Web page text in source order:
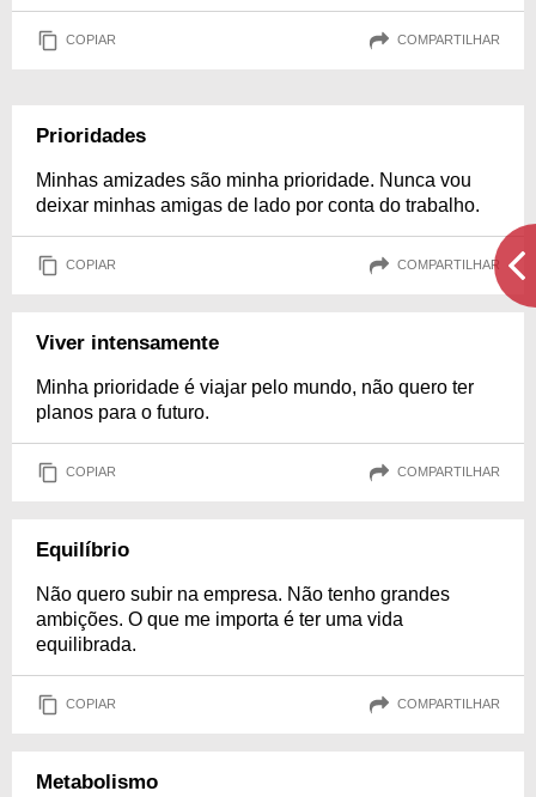
COPIAR COMPARTILHAR
Prioridades
Minhas amizades são minha prioridade. Nunca vou
deixar minhas amigas de lado por conta do trabalho.
COPIAR COMPARTILHAR
Viver intensamente
Minha prioridade é viajar pelo mundo, não quero ter
planos para o futuro.
COPIAR COMPARTILHAR
Equilíbrio
Não quero subir na empresa. Não tenho grandes
ambições. O que me importa é ter uma vida
equilibrada.
COPIAR COMPARTILHAR
Metabolismo